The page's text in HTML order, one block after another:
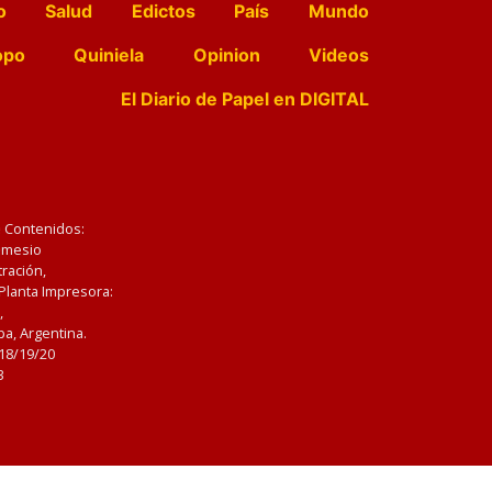
Salud Edictos País
Mundo
Quiniela Opinion
Videos
El Diario de Papel en DIGITAL
Impresora:
Argentina.
19/20